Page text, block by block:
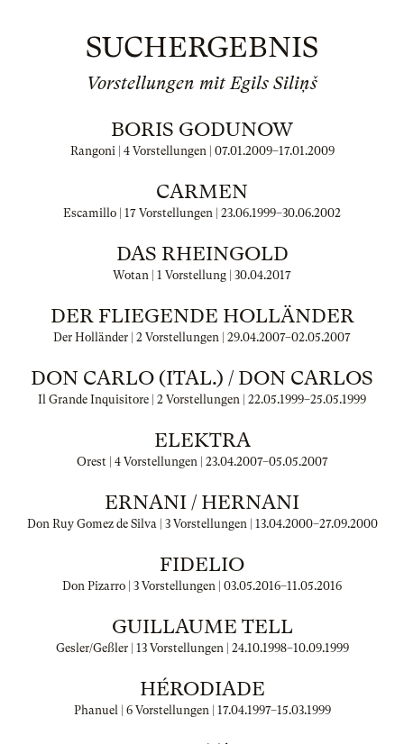
SUCHERGEBNIS
Vorstellungen mit Egils Siliņš
BORIS GODUNOW
Rangoni | 4 Vorstellungen | 07.01.2009–17.01.2009
CARMEN
Escamillo | 17 Vorstellungen | 23.06.1999–30.06.2002
DAS RHEINGOLD
Wotan | 1 Vorstellung | 30.04.2017
DER FLIEGENDE HOLLÄNDER
Der Holländer | 2 Vorstellungen | 29.04.2007–02.05.2007
DON CARLO (ITAL.) / DON CARLOS
Il Grande Inquisitore | 2 Vorstellungen | 22.05.1999–25.05.1999
ELEKTRA
Orest | 4 Vorstellungen | 23.04.2007–05.05.2007
ERNANI / HERNANI
Don Ruy Gomez de Silva | 3 Vorstellungen | 13.04.2000–27.09.2000
FIDELIO
Don Pizarro | 3 Vorstellungen | 03.05.2016–11.05.2016
GUILLAUME TELL
Gesler/Geßler | 13 Vorstellungen | 24.10.1998–10.09.1999
HÉRODIADE
Phanuel | 6 Vorstellungen | 17.04.1997–15.03.1999